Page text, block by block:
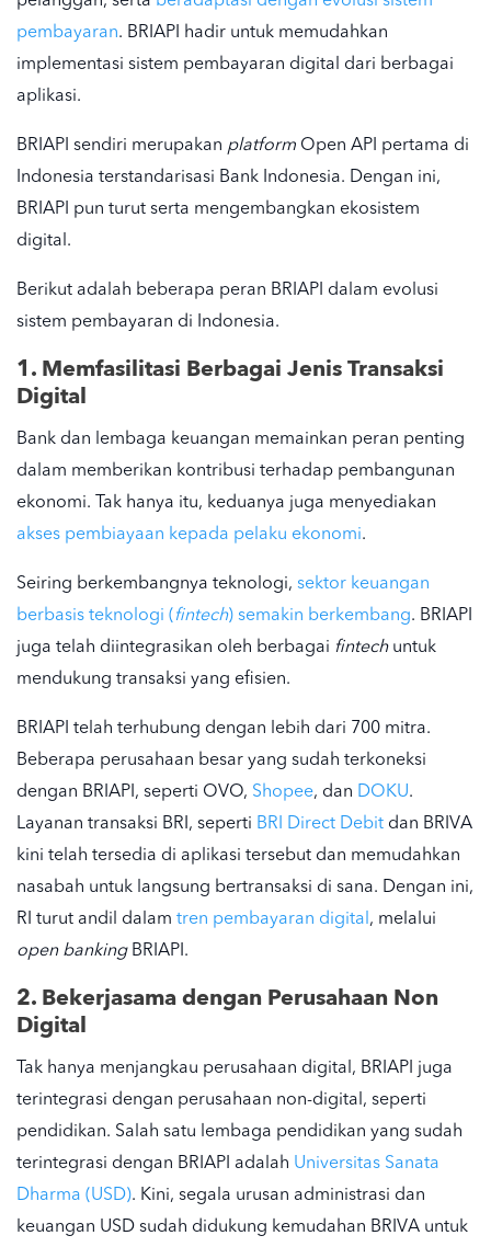
pembayaran. BRIAPI hadir untuk memudahkan
implementasi sistem pembayaran digital dari berbagai
aplikasi.
BRIAPI sendiri merupakan platform Open API pertama di
Indonesia terstandarisasi Bank Indonesia. Dengan ini,
BRIAPI pun turut serta mengembangkan ekosistem
digital.
Berikut adalah beberapa peran BRIAPI dalam evolusi
sistem pembayaran di Indonesia.
1. Memfasilitasi Berbagai Jenis Transaksi
Digital
Bank dan lembaga keuangan memainkan peran penting
dalam memberikan kontribusi terhadap pembangunan
ekonomi. Tak hanya itu, keduanya juga menyediakan
akses pembiayaan kepada pelaku ekonomi.
Seiring berkembangnya teknologi, sektor keuangan
berbasis teknologi (fintech) semakin berkembang. BRIAPI
juga telah diintegrasikan oleh berbagai fintech untuk
mendukung transaksi yang efisien.
BRIAPI telah terhubung dengan lebih dari 700 mitra.
Beberapa perusahaan besar yang sudah terkoneksi
dengan BRIAPI, seperti OVO, Shopee, dan DOKU.
Layanan transaksi BRI, seperti BRI Direct Debit dan BRIVA
kini telah tersedia di aplikasi tersebut dan memudahkan
nasabah untuk langsung bertransaksi di sana. Dengan ini,
RI turut andil dalam tren pembayaran digital , melalui
open bankingBRIAPI.
2. Bekerjasama dengan Perusahaan Non
Digital
Tak hanya menjangkau perusahaan digital, BRIAPI juga
terintegrasi dengan perusahaan non-digital, seperti
pendidikan. Salah satu lembaga pendidikan yang sudah
terintegrasi dengan BRIAPI adalah Universitas Sanata
Dharma (USD). Kini, segala urusan administrasi dan
keuangan USD sudah didukung kemudahan BRIVA untuk